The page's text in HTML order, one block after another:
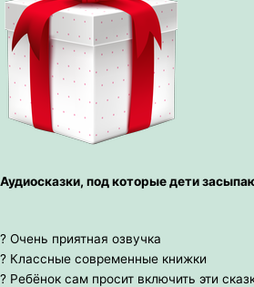
Аудиосказки, под которые дети
? Очень приятная озвучка
? Классные современные книжки
? Ребёнок сам просит включить эти